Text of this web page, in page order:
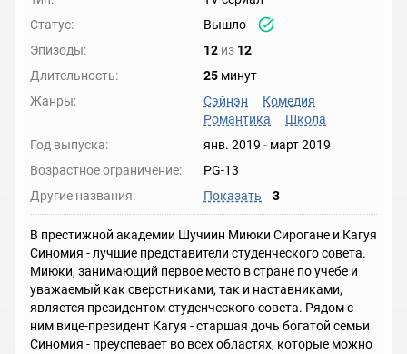
Статус:
Вышло
Эпизоды:
12 из 12
Длительность:
25 минут
Жанры:
Сэйнэн
Комедия
Романтика
Школа
Год выпуска:
янв. 2019 - март 2019
Возрастное ограничение:
PG-13
Другие названия:
Показать 3
В престижной академии Шучиин Миюки Сирогане и Кагуя
Синомия - лучшие представители студенческого совета.
Миюки, занимающий первое место в стране по учебе и
уважаемый как сверстниками, так и наставниками,
является президентом студенческого совета. Рядом с
ним вице-президент Кагуя - старшая дочь богатой семьи
Синомия - преуспевает во всех областях, которые можно